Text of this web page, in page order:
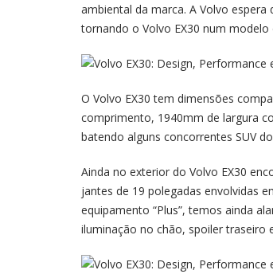
ambiental da marca. A Volvo
tornando o Volvo EX30 num modelo
O Volvo EX30 tem dimensões
comprimento, 1940mm de largura
batendo alguns concorrentes SUV
Ainda no exterior do Volvo EX30
jantes de 19 polegadas envolvidas
equipamento “Plus”, temos ainda
iluminação no chão, spoiler traseiro